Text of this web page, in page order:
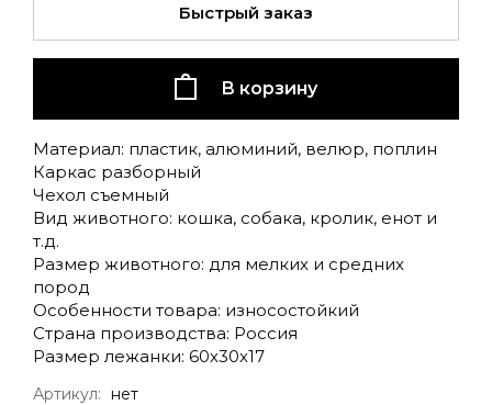
В корзину
Быстрый заказ
Материал: пластик, алюминий, велюр, поплин
Каркас разборный
Чехол съемный
Вид животного: кошка, собака, кролик, енот и
т.д.
Размер животного: для мелких и средних
пород
Особенности товара: износостойкий
Страна производства: Россия
Размер лежанки: 60х30х17
Артикул: нет